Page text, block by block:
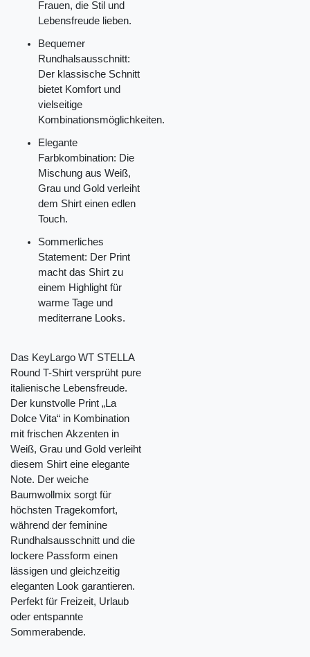
Frauen, die Stil und
Lebensfreude lieben.
Bequemer
Rundhalsausschnitt:
Der klassische Schnitt
bietet Komfort und
vielseitige
Kombinationsmöglichkeiten.
Elegante
Farbkombination: Die
Mischung aus Weiß,
Grau und Gold verleiht
dem Shirt einen edlen
Touch.
Sommerliches
Statement: Der Print
macht das Shirt zu
einem Highlight für
warme Tage und
mediterrane Looks.
Das KeyLargo WT STELLA
Round T-Shirt versprüht pure
italienische Lebensfreude.
Der kunstvolle Print „La
Dolce Vita“ in Kombination
mit frischen Akzenten in
Weiß, Grau und Gold verleiht
diesem Shirt eine elegante
Note. Der weiche
Baumwollmix sorgt für
höchsten Tragekomfort,
während der feminine
Rundhalsausschnitt und die
lockere Passform einen
lässigen und gleichzeitig
eleganten Look garantieren.
Perfekt für Freizeit, Urlaub
oder entspannte
Sommerabende.